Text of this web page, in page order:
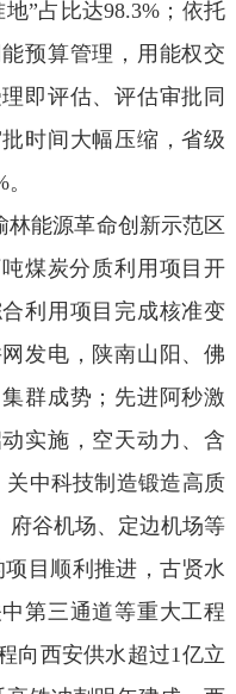
”占比达98.3%；依托
预算管理，用能权交
即评估、评估审批同
时间大幅压缩，省级
林能源革命创新示范区
煤炭分质利用项目开
利用项目完成核准变
发电，陕南山阳、佛
群成势；先进阿秒激
实施，空天动力、含
中科技制造锻造高质
府谷机场、定边机场等
项目顺利推进，古贤水
第三通道等重大工程
向西安供水超过1亿立